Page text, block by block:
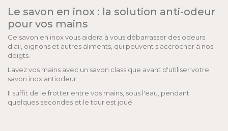
Le savon en inox : la solution anti-odeur
pour vos mains
Ce savon en inox vous aidera à vous débarrasser des odeurs
d'ail, oignons et autres aliments, qui peuvent s'accrocher à nos
doigts.
Lavez vos mains avec un savon classique avant d'utiliser votre
savon inox antiodeur.
Il suffit de le frotter entre vos mains, sous l'eau, pendant
quelques secondes et le tour est joué.